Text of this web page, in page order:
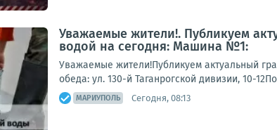
Уважаемые жители!. Публикуем
водой на сегодня: Машина №1:
Уважаемые жители!Публикуем актуальный
обеда: ул. 130-й Таганрогской дивизии, 10-
МАРИУПОЛЬ Сегодня, 08:13